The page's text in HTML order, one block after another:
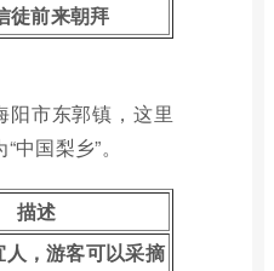
徒前来朝拜
阳市东郭镇，这里
国梨乡”。
描述
，游客可以采摘